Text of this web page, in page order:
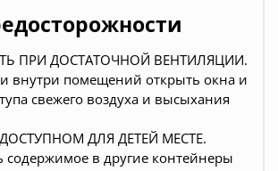
ПРИ ДОСТАТОЧНОЙ ВЕНТИЛЯЦИИ.
внутри помещений открыть окна и
свежего воздуха и высыхания
ДЛЯ ДЕТЕЙ МЕСТЕ.
содержимое в другие контейнеры